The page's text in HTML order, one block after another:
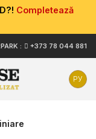
Completează
: +373 78 044 881
РУ